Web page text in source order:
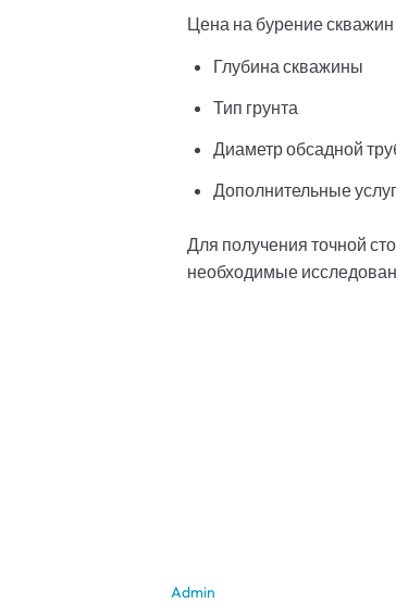
Цена на бурение
Глубина скважины
Тип грунта
Диаметр обсадной
Дополнительные
Для получения точной
необходимые
Admin